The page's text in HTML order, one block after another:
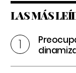
LAS MÁS